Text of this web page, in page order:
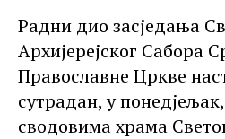
Радни дио засједања
Архијерејског Сабора
Православне Цркве
сутрадан, у
сводовима храма